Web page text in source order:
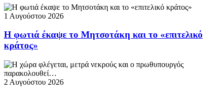
1 Αυγούστου 2026
Η φωτιά έκαψε το Μητσοτάκη και το «επιτελικό
κράτος»
2 Αυγούστου 2026